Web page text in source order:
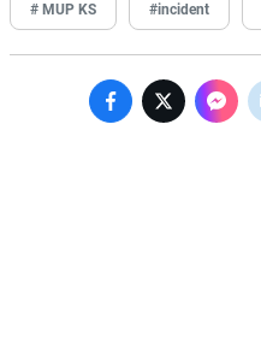
# MUP KS #incident